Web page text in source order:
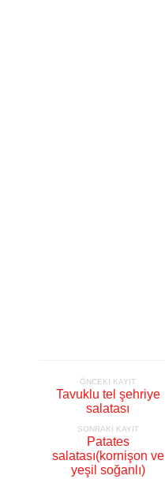
ÖNCEKI KAYIT
Tavuklu tel şehriye
salatası
SONRAKI KAYIT
Patates
salatası(kornişon ve
yeşil soğanlı)